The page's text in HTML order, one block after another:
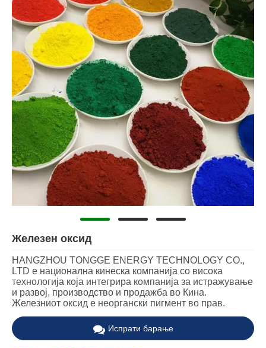
Железен оксид
HANGZHOU TONGGE ENERGY TECHNOLOGY CO.,
LTD е национална кинеска компанија со висока
технологија која интегрира компанија за истражување
и развој, производство и продажба во Кина.
Железниот оксид е неоргански пигмент во прав.
Испрати барање